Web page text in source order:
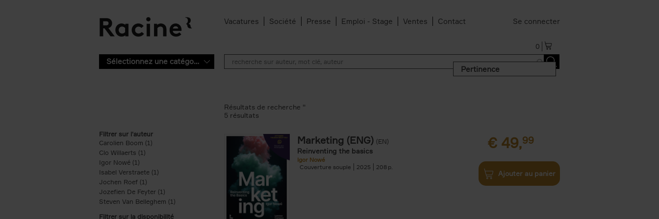
Vacatures Société Presse Emploi - Stage Ventes Contact Se connecter
0
Sélectionnez une catégorie
Pertinence
Filtrer sur l'auteur
Carolien Boom (1)
Clo Willaerts (1)
Igor Nowé (1)
Isabel Verstraete (1) Apply Isabel Verstraete filter
Jochen Roef (1)
Jozefien De Feyter (1) Apply Jozefien De Feyter filter
Steven Van Belleghem (1) Apply Steven Van Belleghem filter
Filtrer sur la disponibilité
Résultats de recherche ''
5 résultats
Marketing (ENG) (EN)
Reinventing the basics
Igor Nowé
Couverture souple
2025 208
€ 49,99
Ajouter au panier